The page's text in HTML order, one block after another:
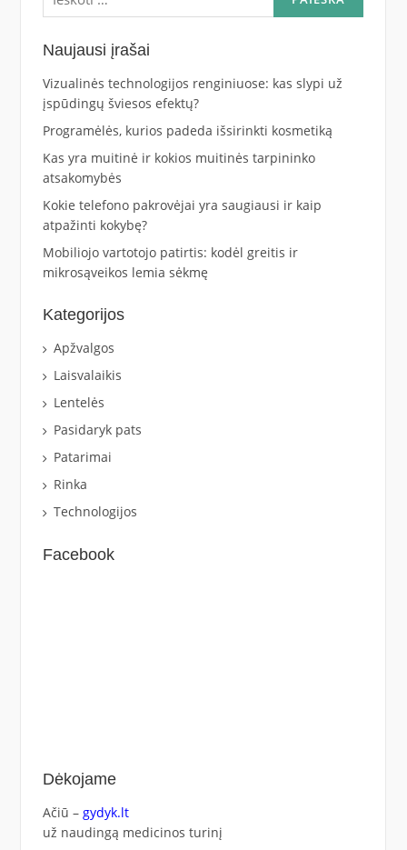
Naujausi įrašai
Vizualinės technologijos renginiuose: kas slypi už
įspūdingų šviesos efektų?
Programėlės, kurios padeda išsirinkti kosmetiką
Kas yra muitinė ir kokios muitinės tarpininko
atsakomybės
Kokie telefono pakrovėjai yra saugiausi ir kaip
atpažinti kokybę?
Mobiliojo vartotojo patirtis: kodėl greitis ir
mikrosąveikos lemia sėkmę
Kategorijos
Apžvalgos
Laisvalaikis
Lentelės
Pasidaryk pats
Patarimai
Rinka
Technologijos
Facebook
Dėkojame
Ačiū – gydyk.lt
už naudingą medicinos turinį